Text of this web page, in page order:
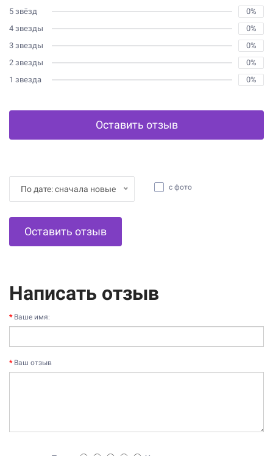
5 звёзд
0%
4 звезды
0%
3 звезды
0%
2 звезды
0%
1 звезда
0%
Оставить отзыв
По дате: сначала новые с фото
Оставить отзыв
Написать отзыв
Ваше имя:
Ваш отзыв